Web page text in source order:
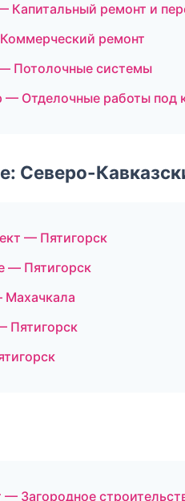
ремонт и
ремонт
Потолочные системы
— Отделочные работы под
Северо-
— Пятигорск
— Пятигорск
Пятигорск
Загородное